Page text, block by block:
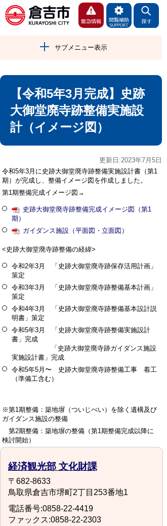
サブメニュー表示
【令和5年3月完成】史跡
大御堂廃寺跡整備実施設
計（イメージ図）
更新日:2023年7月5日
令和5年3月に史跡大御堂廃寺跡整備実施設計書（第1
期）が完成し、整備イメージ図を作成しました。
第1期整備完成イメージ図→
史跡大御堂廃寺跡整備完成イメージ図（第1
期）
ガイダンス施設（平面図・立面図）
<史跡大御堂廃寺跡整備の経緯>
令和2年3月 「史跡大御堂廃寺跡保存活用計画」
策定
令和3年3月 「史跡大御堂廃寺跡整備基本計画」
策定
令和4年3月 「史跡大御堂廃寺跡整備基本設計説
明書」策定
令和5年3月 「史跡大御堂廃寺跡整備実施設計
書」完成
「史跡大御堂廃寺跡ガイダンス施設
実施設計書」完成
令和5年5月〜 史跡大御堂廃寺跡整備工事 着工
（準備工含む）
※第1期整備：築地塀（ついじべい）を除く遺構及び
ガイダンス施設の整備
第2期整備：築地塀の整備（第1期整備完成以降に
検討開始）
経済観光部 文化財課
〒682-8633
鳥取県倉吉市堺町2丁目253番地1
電話番号:0858-22-4419
ファックス:0858-22-2303